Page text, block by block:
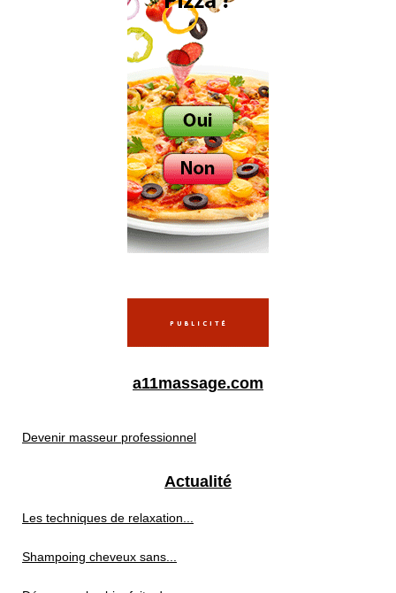
a11massage.com
Devenir masseur professionnel
Actualité
Les techniques de relaxation...
Shampoing cheveux sans...